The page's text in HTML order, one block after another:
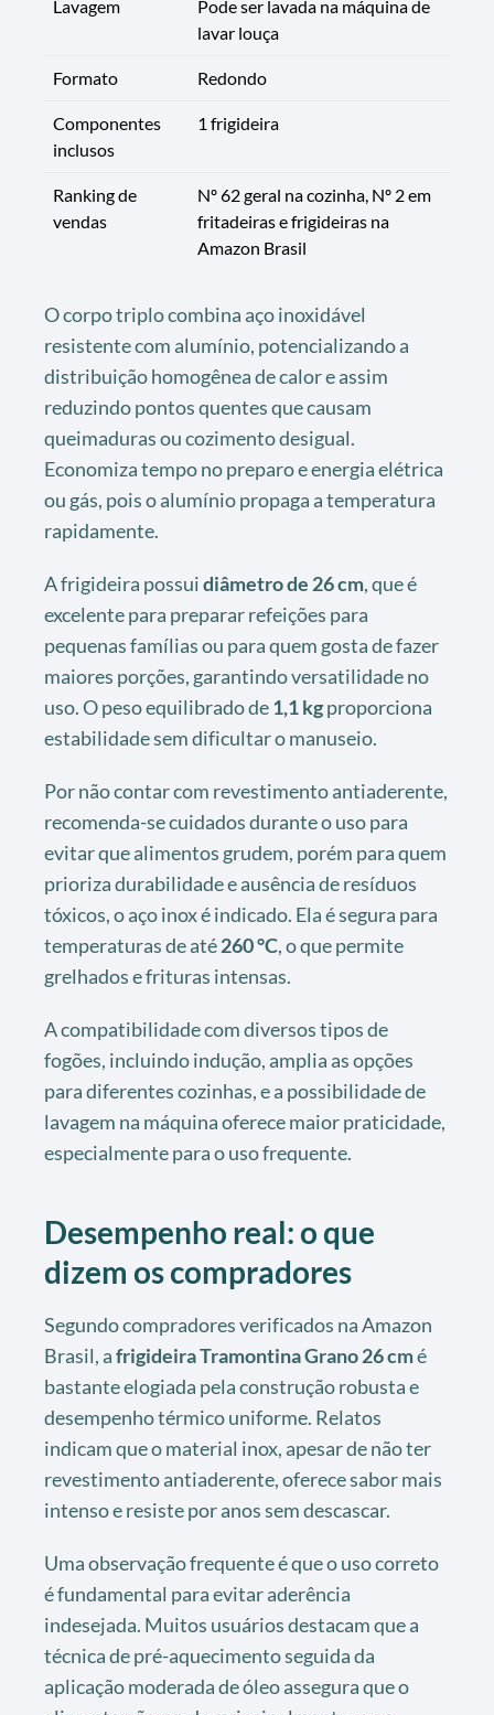
Lavagem
Pode ser lavada na máquina de
lavar louça
Formato Redondo
Componentes
inclusos
1 frigideira
Ranking de
vendas
Nº 62 geral na cozinha, Nº 2 em
fritadeiras e frigideiras na
Amazon Brasil
O corpo triplo combina aço inoxidável
resistente com alumínio, potencializando a
distribuição homogênea de calor e assim
reduzindo pontos quentes que causam
queimaduras ou cozimento desigual.
Economiza tempo no preparo e energia elétrica
ou gás, pois o alumínio propaga a temperatura
rapidamente.
A frigideira possuidiâmetro de 26 cm, que é
excelente para preparar refeições para
pequenas famílias ou para quem gosta de fazer
maiores porções, garantindo versatilidade no
uso. O peso equilibrado de1,1 kgproporciona
estabilidade sem dificultar o manuseio.
Por não contar com revestimento antiaderente,
recomenda-se cuidados durante o uso para
evitar que alimentos grudem, porém para quem
prioriza durabilidade e ausência de resíduos
tóxicos, o aço inox é indicado. Ela é segura para
temperaturas de até260 °C, o que permite
grelhados e frituras intensas.
A compatibilidade com diversos tipos de
fogões, incluindo indução, amplia as opções
para diferentes cozinhas, e a possibilidade de
lavagem na máquina oferece maior praticidade,
especialmente para o uso frequente.
Desempenho real: o que
dizem os compradores
Segundo compradores verificados na Amazon
Brasil, afrigideira Tramontina Grano 26 cmé
bastante elogiada pela construção robusta e
desempenho térmico uniforme. Relatos
indicam que o material inox, apesar de não ter
revestimento antiaderente, oferece sabor mais
intenso e resiste por anos sem descascar.
Uma observação frequente é que o uso correto
é fundamental para evitar aderência
indesejada. Muitos usuários destacam que a
técnica de pré-aquecimento seguida da
aplicação moderada de óleo assegura que o